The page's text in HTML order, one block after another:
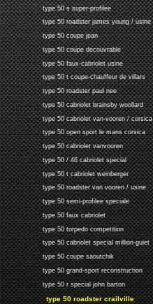
type 50 s super-profilee
type 50 roadster james young / usine
type 50 coupe jean
type 50 coupe decouvrable
type 50 faux-cabriolet usine
type 50 t coupe-chauffeur de villars
type 50 roadster paul nee
type 50 cabriolet brainsby woollard
type 50 cabriolet van-vooren / corsica
type 50 open sport le mans corsica
type 50 cabriolet vanvooren
type 50 / 46 cabriolet special
type 50 t cabriolet weinberger
type 50 roadster van vooren / usine
type 50 semi-profilee speciale
type 50 faux cabriolet
type 50 torpedo competition
type 50 cabriolet special million-guiet
type 50 coupe saoutchik
type 50 grand-sport reconstruction
type 50 r special john barton
type 50 roadster crailville